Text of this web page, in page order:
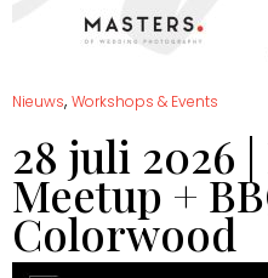
Nieuws, Workshops & Events
28 juli 2026
Meetup +
Colorwood